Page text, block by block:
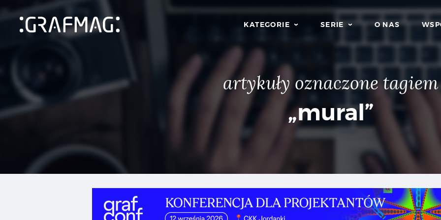
KATEGORIE SERIE O NAS
artykuły oznaczone tagiem
„mural”